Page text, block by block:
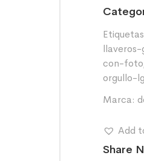
llaveros-
con-foto
orgullo-
Marca:
Add
Share